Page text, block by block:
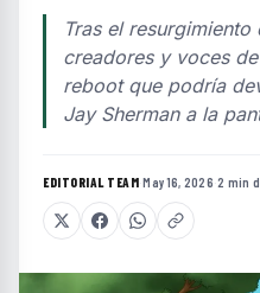
Tras el
creadores y voces
reboot que podría
Jay Sherman a la
EDITORIAL TEAM·May 16, 2026·2 min